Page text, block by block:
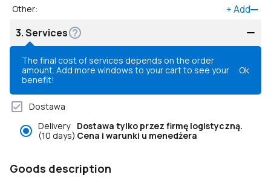
Other: +Add
3.Services
The final cost of services depends on the order
amount. Add more windows to your cart to see your
benefit!
Ok
Dostawa
Delivery
(10 days)
Dostawa tylko przez firmę logistyczną.
Cena i warunki u menedżera
Goods description